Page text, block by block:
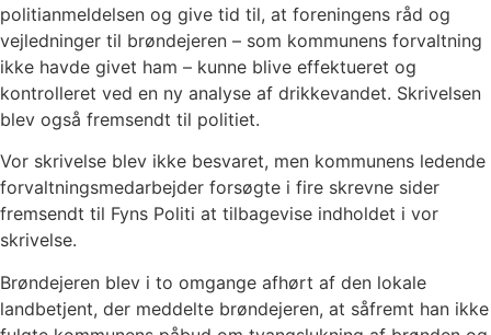
politianmeldelsen og give tid til, at foreningens råd og
vejledninger til brøndejeren – som kommunens forvaltning
ikke havde givet ham – kunne blive effektueret og
kontrolleret ved en ny analyse af drikkevandet. Skrivelsen
blev også fremsendt til politiet.
Vor skrivelse blev ikke besvaret, men kommunens ledende
forvaltningsmedarbejder forsøgte i fire skrevne sider
fremsendt til Fyns Politi at tilbagevise indholdet i vor
skrivelse.
Brøndejeren blev i to omgange afhørt af den lokale
landbetjent, der meddelte brøndejeren, at såfremt han ikke